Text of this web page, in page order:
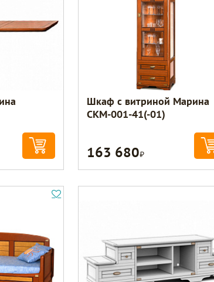
Шкаф с витриной Марина
СКМ-001-41(-01)
163 680Р